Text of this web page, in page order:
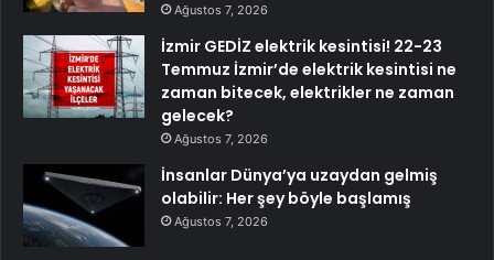
Ağustos 7, 2026
İzmir GEDİZ elektrik kesintisi! 22-23
Temmuz İzmir’de elektrik kesintisi ne
zaman bitecek, elektrikler ne zaman
gelecek?
Ağustos 7, 2026
İnsanlar Dünya’ya uzaydan gelmiş
olabilir: Her şey böyle başlamış
Ağustos 7, 2026